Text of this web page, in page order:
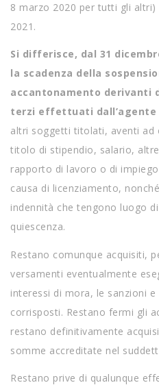
8 marzo 2020 per tutti gli
2021.
Si differisce, dal 31
la scadenza della
accantonamento derivanti
terzi effettuati dall’agente
altri soggetti titolati, aventi ad
titolo di stipendio, salario,
rapporto di lavoro o di
causa di licenziamento,
indennità che tengono luogo
quiescenza.
Restano comunque acquisiti,
versamenti eventualmente
interessi di mora, le sanzioni
corrisposti. Restano fermi gli
restano definitivamente
somme accreditate nel
Restano prive di qualunque